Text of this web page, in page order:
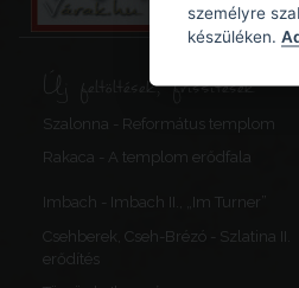
Új feltöltések, frissítések
Szalonna - Református templom
Rakaca - A templom erődfala
Imbach - Imbach II., „Im Turner”
Csehberek, Cseh-Brézó - Szlatina II.
erődítés
személyre
készüléken.